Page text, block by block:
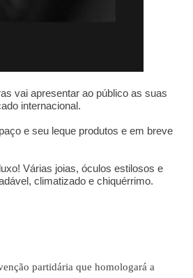
vai apresentar ao público as suas
internacional.
e seu leque produtos e em breve
Várias joias, óculos estilosos e
climatizado e chiquérrimo.
partidária que homologará a